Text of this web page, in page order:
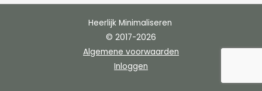
Heerlijk Minimaliseren
© 2017-2026
Algemene voorwaarden
Inloggen